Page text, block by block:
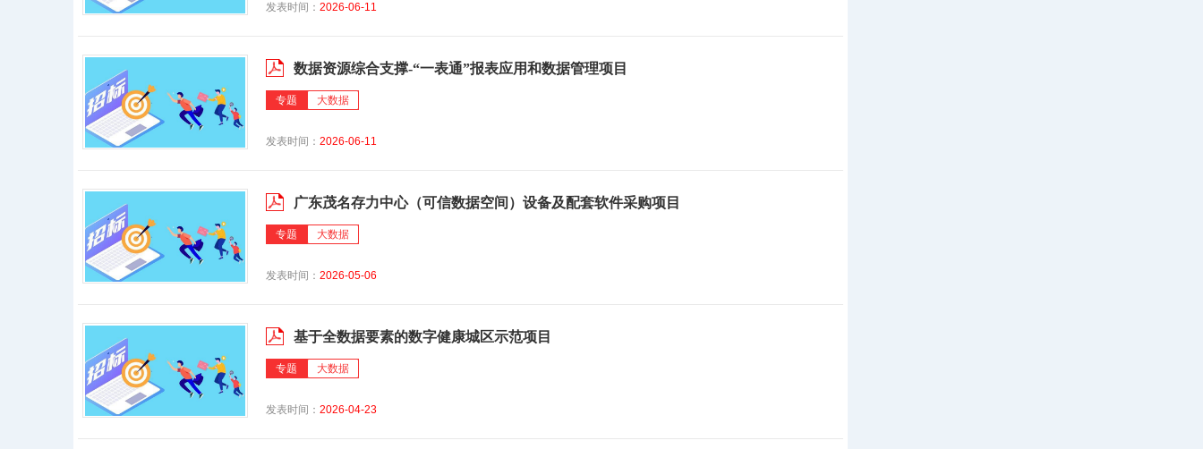
发表时间： 2026-06-11
数据资源综合支撑-“一表通”报表应用和数据管理项目
专题 大数据
发表时间： 2026-06-11
广东茂名存力中心（可信数据空间）设备及配套软件采购项目
专题 大数据
发表时间： 2026-05-06
基于全数据要素的数字健康城区示范项目
专题 大数据
发表时间： 2026-04-23